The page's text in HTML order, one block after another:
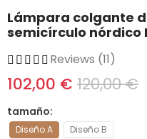
Lámpara colgante
semicírculo nórdico
Reviews (11)
102,00 € 120,00 €
tamaño
Diseño A Diseño B